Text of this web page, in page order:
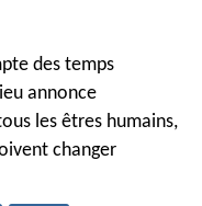
des temps
annonce
les êtres humains,
changer